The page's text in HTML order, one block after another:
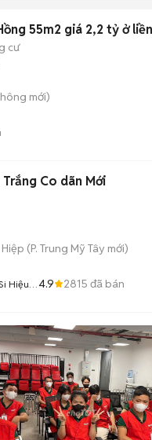
55m2 giá 2,2 tỷ ở
cư
mới)
Co dãn Mới
(P. Trung Mỹ Tây mới)
Hiệu
4.9 2815 đã bán